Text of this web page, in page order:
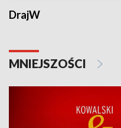
DrajW
MNIEJSZOŚCI